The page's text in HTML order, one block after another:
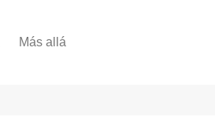
Más allá